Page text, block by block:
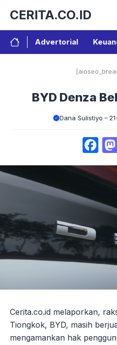
isi
CERITA.CO.ID
Advertorial
BYD Denza
Dana Sulistiyo
Cerita.co.id melaporkan,
Tiongkok, BYD, masih
mengamankan hak